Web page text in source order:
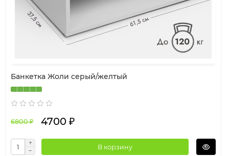
Банкетка Жоли серый/желтый
6800 ₽ 4700 ₽
В корзину